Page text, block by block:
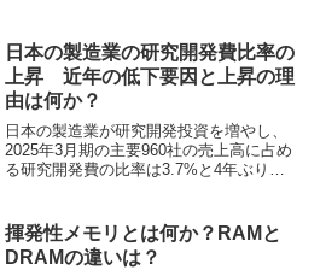
す。
日本の製造業の研究開発費比率の
上昇 近年の低下要因と上昇の理
由は何か？
日本の製造業が研究開発投資を増やし、
2025年3月期の主要960社の売上高に占め
る研究開発費の比率は3.7%と4年ぶりに
ことができます。
揮発性メモリとは何か？RAMと
DRAMの違いは？